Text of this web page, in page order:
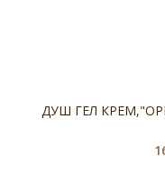
ДУШ ГЕЛ